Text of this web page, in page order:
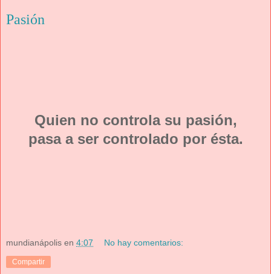
Pasión
Quien no controla su pasión,
pasa a ser controlado por ésta.
mundianápolis en 4:07 No hay comentarios:
Compartir